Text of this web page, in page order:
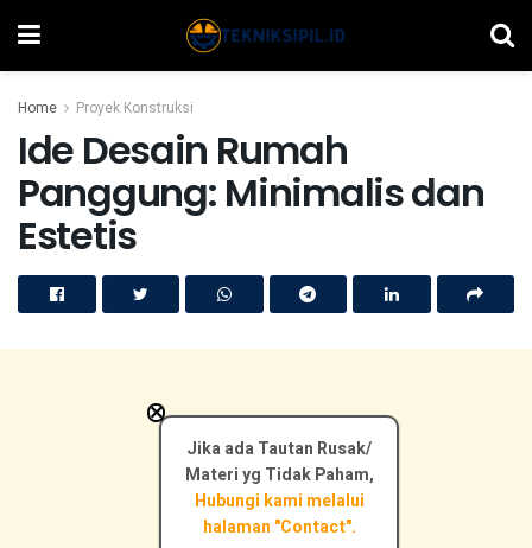
Home Proyek Konstruksi
Ide Desain Rumah
Panggung: Minimalis dan
Estetis
Jika ada Tautan Rusak/
Materi yg Tidak Paham,
Hubungi kami melalui
halaman "Contact".
×